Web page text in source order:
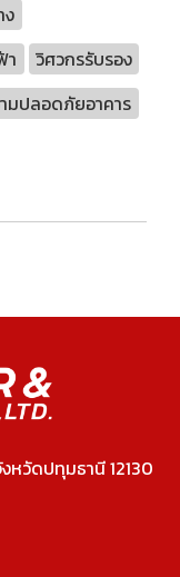
ง
า
วิศวกรรับรอง
มปลอดภัยอาคาร
หวัดปทุมธานี 12130